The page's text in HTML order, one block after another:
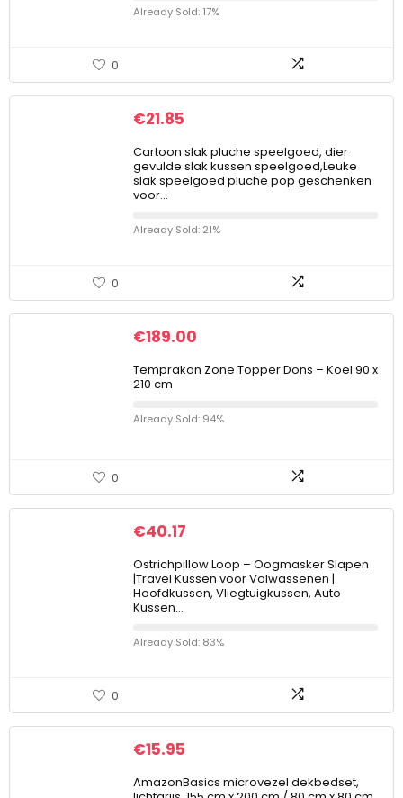
Already Sold: 17%
0
€21.85
Cartoon slak pluche speelgoed, dier
gevulde slak kussen speelgoed,Leuke
slak speelgoed pluche pop geschenken
voor…
Already Sold: 21%
0
€189.00
Temprakon Zone Topper Dons – Koel 90 x
210 cm
Already Sold: 94%
0
€40.17
Ostrichpillow Loop – Oogmasker Slapen
|Travel Kussen voor Volwassenen |
Hoofdkussen, Vliegtuigkussen, Auto
Kussen…
Already Sold: 83%
0
€15.95
AmazonBasics microvezel dekbedset,